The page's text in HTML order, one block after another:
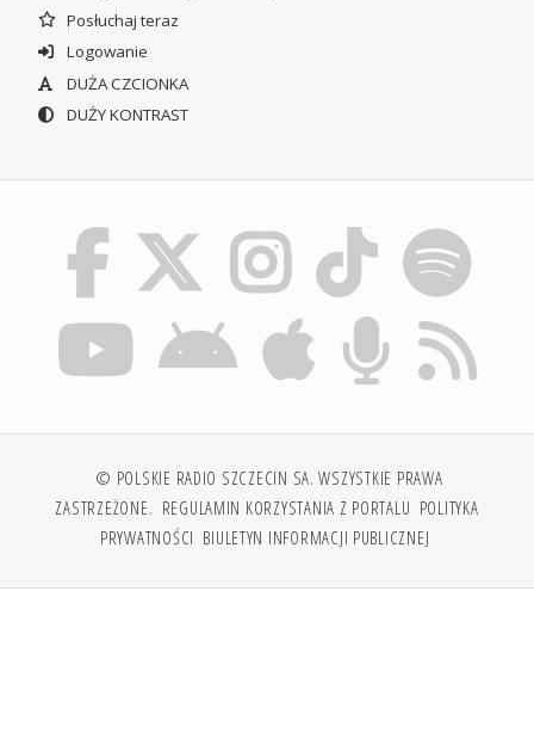
Posłuchaj teraz
Logowanie
DUŻA CZCIONKA
DUŻY KONTRAST
© POLSKIE RADIO SZCZECIN SA. WSZYSTKIE PRAWA
ZASTRZEŻONE. REGULAMIN KORZYSTANIA Z PORTALU POLITYKA
PRYWATNOŚCI BIULETYN INFORMACJI PUBLICZNEJ